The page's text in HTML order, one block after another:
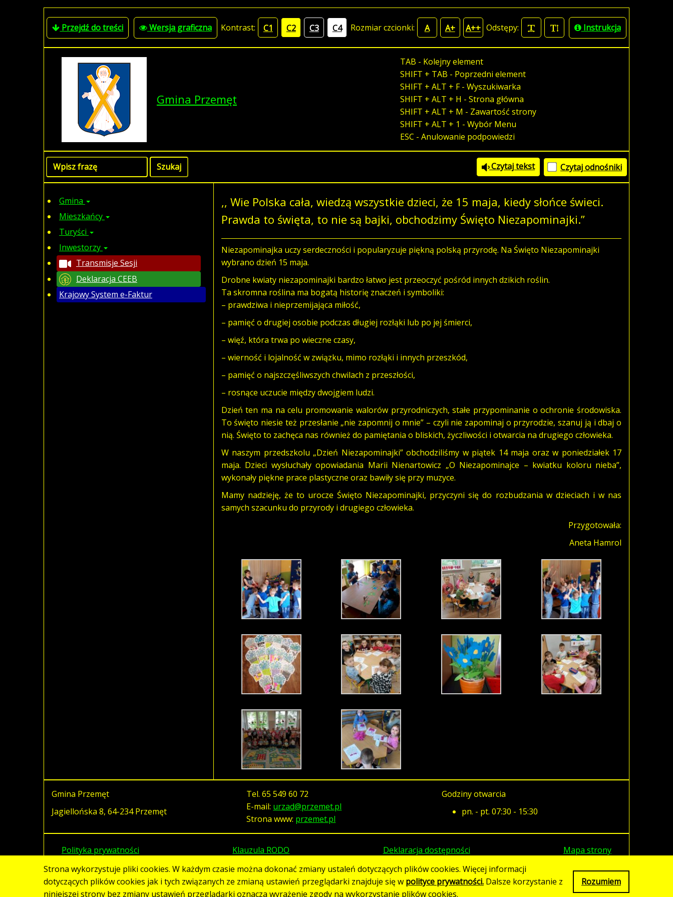
Przejdź do treści Wersja graficzna Kontrast: C1 C2 C3 C4 Rozmiar czcionki: A A+ A++ Odstępy: Instrukcja
Gmina Przemęt
TAB - Kolejny element
SHIFT + TAB - Poprzedni element
SHIFT + ALT + F - Wyszukiwarka
SHIFT + ALT + H - Strona główna
SHIFT + ALT + M - Zawartość strony
SHIFT + ALT + 1 - Wybór Menu
ESC - Anulowanie podpowiedzi
Czytaj tekst Czytaj odnośniki
Gmina
Mieszkańcy
Turyści
Inwestorzy
Transmisje Sesji
Deklaracja CEEB
Krajowy System e-Faktur
,, Wie Polska cała, wiedzą wszystkie dzieci, że 15 maja, kiedy słońce świeci.
Prawda to święta, to nie są bajki, obchodzimy Święto Niezapominajki.”
Niezapominajka uczy serdeczności i popularyzuje piękną polską przyrodę. Na Święto Niezapominajki
wybrano dzień 15 maja.
Drobne kwiaty niezapominajki bardzo łatwo jest przeoczyć pośród innych dzikich roślin.
Ta skromna roślina ma bogatą historię znaczeń i symboliki:
– prawdziwa i nieprzemijająca miłość,
– pamięć o drugiej osobie podczas długiej rozłąki lub po jej śmierci,
– więź, która trwa po wieczne czasy,
– wierność i lojalność w związku, mimo rozłąki i innych przeszkód,
– pamięć o najszczęśliwszych chwilach z przeszłości,
– rosnące uczucie między dwojgiem ludzi.
Dzień ten ma na celu promowanie walorów przyrodniczych, stałe przypominanie o ochronie środowiska.
To święto niesie też przesłanie „nie zapomnij o mnie” – czyli nie zapominaj o przyrodzie, szanuj ją i dbaj o
nią. Święto to zachęca nas również do pamiętania o bliskich, życzliwości i otwarcia na drugiego człowieka.
W naszym przedszkolu „Dzień Niezapominajki” obchodziliśmy w piątek 14 maja oraz w poniedziałek 17
maja. Dzieci wysłuchały opowiadania Marii Nienartowicz „O Niezapominajce – kwiatku koloru nieba”,
wykonały piękne prace plastyczne oraz bawiły się przy muzyce.
Mamy nadzieję, że to urocze Święto Niezapominajki, przyczyni się do rozbudzania w dzieciach i w nas
samych szacunku do przyrody i drugiego człowieka.
Przygotowała:
Aneta Hamrol
Gmina Przemęt
Jagiellońska 8, 64-234 Przemęt
Tel.65 549 60 72
E-mail: urzad@przemet.pl
Strona www: przemet.pl
Godziny otwarcia
pn. - pt. 07:30 - 15:30
Polityka prywatności Klauzula RODO Deklaracja dostępności Mapa strony
Strona utworzona w standardzie WCAG 2.1
Strona wykorzystuje pliki cookies. W każdym czasie można dokonać zmiany ustaleń dotyczących plików cookies. Więcej informacji
dotyczących plików cookies jak i tych związanych ze zmianą ustawień przeglądarki znajduje się w polityce prywatności. Dalsze korzystanie z
niniejszej strony bez zmiany ustawień przeglądarki oznacza wyrażenie zgody na wykorzystanie plików cookies.
Rozumiem